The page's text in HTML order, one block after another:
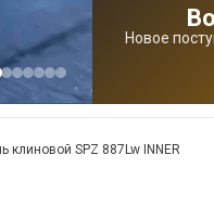
Новое
клиновой SPZ 887Lw INNER